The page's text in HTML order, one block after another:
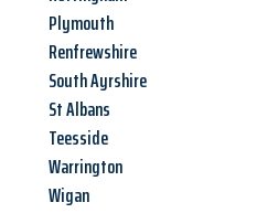
Plymouth
Renfrewshire
South Ayrshire
St Albans
Teesside
Warrington
Wigan